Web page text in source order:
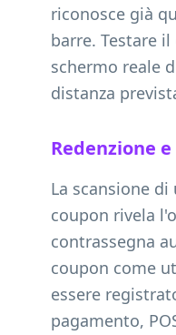
riconosce già
barre. Testare
schermo reale
distanza
Redenzione
La scansione di
coupon rivela
contrassegna
coupon come
essere
pagamento,